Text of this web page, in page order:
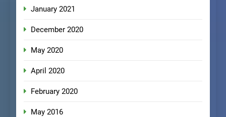
January 2021
December 2020
May 2020
April 2020
February 2020
May 2016